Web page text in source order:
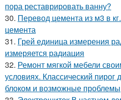
пора реставрировать ванну?
30. Перевод цемента из м3 в
цемента
31. Грей единица измерения
измеряется радиация
32. Ремонт мягкой мебели
условиях. Классический
блоком и возможные проблемы